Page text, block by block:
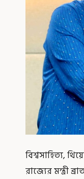
বিশ্বসাহিত্য,
রাজ্যের মন্ত্রী